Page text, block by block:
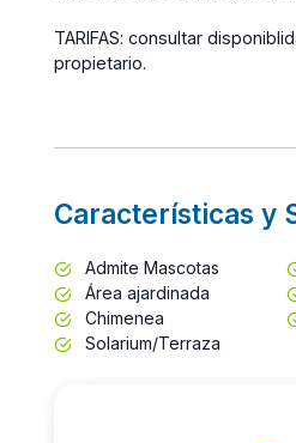
TARIFAS: consultar
propietario.
Características y
Admite Mascotas
Área ajardinada
Chimenea
Solarium/Terraza